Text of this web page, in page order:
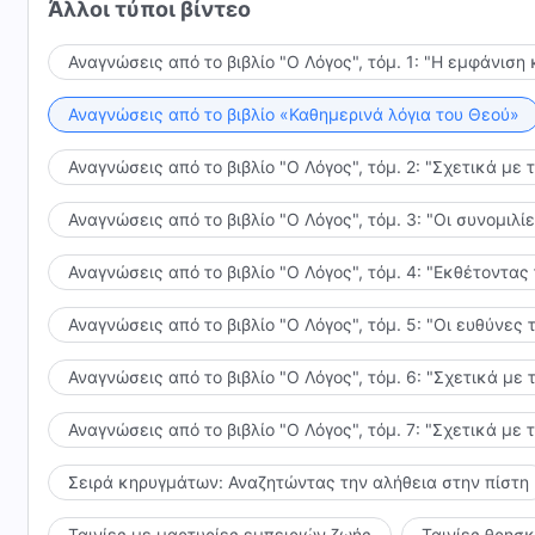
Με κρίση άμεση, η οργή Του θα κάψει τα εγκλήματά
Πουθενά δεν θα μπορούν να ξεφύγουν, να
καταστραφούν. Οι θριαμβευτές, αγαπημένοι υιοί
ακούνε τη φωνή Του, τις πράξεις Του θ’
δεν θα σωπάσουν.
Ο ένας αληθινός Θεός έχει ήδη εμφανιστεί! Θα
τέλος του κόσμου να ξετυλίγεται εμπρός μας.
Ελευθερώσου απ’ το δέσιμο με σύζυγο, παιδιά.
προλαβαίνεις! Στον Θεό στρέψου, άσ’ Του τον
θλίψη! Ξύπνα! Ξύπνα!
Διασκευασμένο από το «Ο Λόγος», τόμ. 1: «Η εμφάνιση
Άλλοι τύποι βίντεο
Αναγνώσεις από το βιβλίο "Ο Λόγος", τόμ. 1: "Η εμφάνιση
Αναγνώσεις από το βιβλίο «Καθημερινά λόγια του Θεού»
Αναγνώσεις από το βιβλίο "Ο Λόγος", τόμ. 2: "Σχετικά με
Αναγνώσεις από το βιβλίο "Ο Λόγος", τόμ. 3: "Οι
Αναγνώσεις από το βιβλίο "Ο Λόγος", τόμ. 4: "Εκθέτοντας
Αναγνώσεις από το βιβλίο "Ο Λόγος", τόμ. 5: "Οι
Αναγνώσεις από το βιβλίο "Ο Λόγος", τόμ. 6: "Σχετικά με
Αναγνώσεις από το βιβλίο "Ο Λόγος", τόμ. 7: "Σχετικά με
Σειρά κηρυγμάτων: Αναζητώντας την αλήθεια στην πίστη